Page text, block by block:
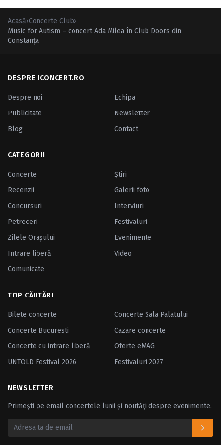
Acasă›Concerte Club›
Music for Autism – concert Ada Milea în Club Doors din
Constanţa
DESPRE ICONCERT.RO
Despre noi
Echipa
Publicitate
Newsletter
Blog
Contact
CATEGORII
Concerte
Ştiri
Recenzii
Galerii foto
Concursuri
Interviuri
Petreceri
Festivaluri
Zilele Oraşului
Evenimente
Intrare liberă
Video
Comunicate
TOP CĂUTĂRI
Bilete concerte
Concerte Sala Palatului
Concerte Bucuresti
Cazare concerte
Concerte cu intrare liberă
Oferte eMAG
UNTOLD Festival 2026
Festivaluri 2027
NEWSLETTER
Primești pe email concertele lunii și noutăți despre evenimente.